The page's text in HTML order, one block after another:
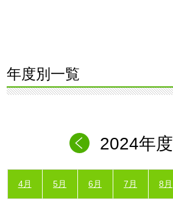
年度別一覧
2024年度
4月 5月 6月 7月 8月